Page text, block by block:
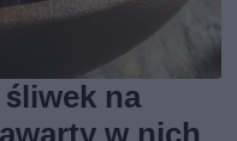
na
w nich